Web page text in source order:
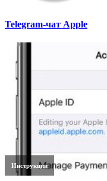
Telegram-чат Apple
Инструкции